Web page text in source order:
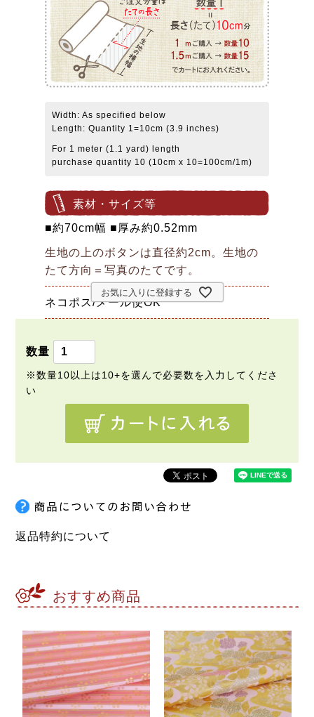
Width: As specified below
Length: Quantity 1=10cm (3.9 inches)
For 1 meter (1.1 yard) length
purchase quantity 10 (10cm x 10=100cm/1m)
素材・サイズ等
■約70cm幅 ■厚み約0.52mm
生地の上のボタンは直径約2cm。生地の
たて方向＝写真のたてです。
ネコポス/メール便OK
お気に入りに登録する
返品特約について
おすすめ商品